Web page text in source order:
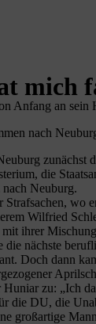
mich
Anfang an sein
nach
zunächst
die
Neuburg.
wo
Wilfried
ihrer
die nächste
Doch dann
zu: „Ich
die DU, die
großartige